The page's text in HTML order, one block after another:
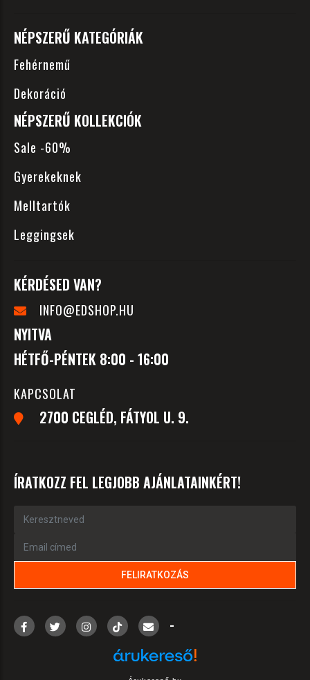
NÉPSZERŰ KATEGÓRIÁK
Fehérnemű
Dekoráció
NÉPSZERŰ KOLLEKCIÓK
Sale -60%
Gyerekeknek
Melltartók
Leggingsek
KÉRDÉSED VAN?
INFO@EDSHOP.HU
NYITVA
HÉTFŐ-PÉNTEK 8:00 - 16:00
KAPCSOLAT
2700 CEGLÉD, FÁTYOL U. 9.
ÍRATKOZZ FEL LEGJOBB AJÁNLATAINKÉRT!
-